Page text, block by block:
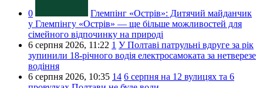
0 Глемпінг «Острів»: Дитячий майданчик
у Глемпінгу «Острів» — ще більше можливостей для
сімейного відпочинку на природі
6 серпня 2026, 11:22 1 У Полтаві патрульні вдруге за рік
зупинили 18-річного водія електросамоката за нетверезе
водіння
6 серпня 2026, 10:35 14 6 серпня на 12 вулицях та 6